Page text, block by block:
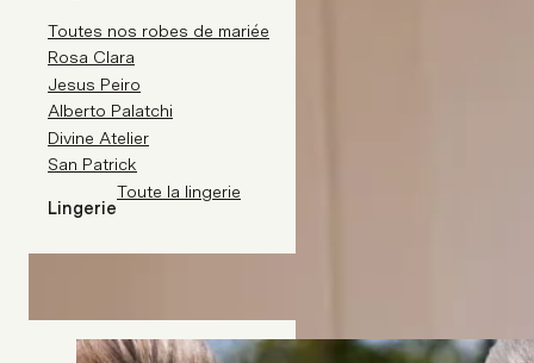
Toutes nos robes de mariée
Rosa Clara
Jesus Peiro
Alberto Palatchi
Divine Atelier
San Patrick
Lingerie
Toute la lingerie